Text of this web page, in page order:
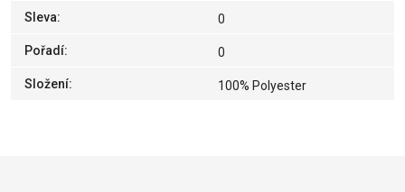
Sleva: 0
Pořadí: 0
Složení: 100% Polyester